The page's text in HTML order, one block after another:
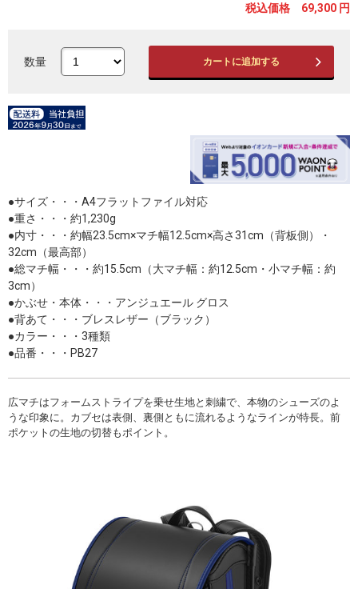
税込価格 69,300 円
数量 カートに追加する
●サイズ・・・A4フラットファイル対応
●重さ・・・約1,230g
●内寸・・・約幅23.5cm×マチ幅12.5cm×高さ31cm（背板側）・
32cm（最高部）
●総マチ幅・・・約15.5cm（大マチ幅：約12.5cm・小マチ幅：約
3cm）
●かぶせ・本体・・・アンジュエール グロス
●背あて・・・ブレスレザー（ブラック）
●カラー・・・3種類
●品番・・・PB27
広マチはフォームストライプを乗せ生地と刺繍で、本物のシューズのよ
うな印象に。カブセは表側、裏側ともに流れるようなラインが特長。前
ポケットの生地の切替もポイント。